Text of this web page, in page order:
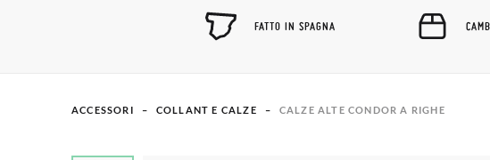
FATTO IN SPAGNA
ACCESSORI COLLANT E CALZE CALZE ALTE CONDOR A RIGHE